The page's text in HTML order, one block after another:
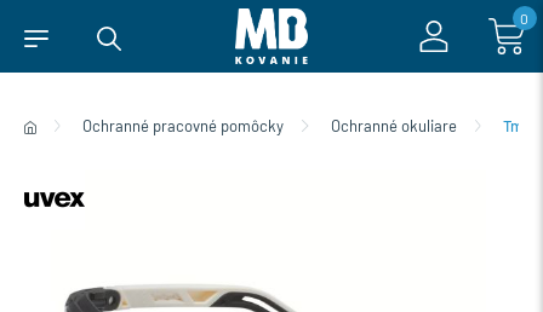
0
Ochranné pracovné pomôcky Ochranné okuliare